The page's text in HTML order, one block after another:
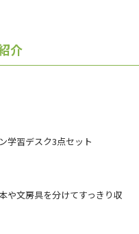
介
学習デスク3点セット
や文房具を分けてすっきり収